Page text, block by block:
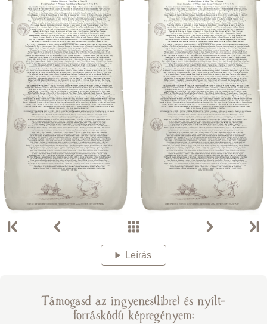
Leírás
Támogasd az ingyenes(libre) és nyílt-
forráskódú képregényem: